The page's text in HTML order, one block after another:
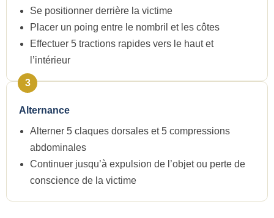
Se positionner derrière la victime
Placer un poing entre le nombril et les côtes
Effectuer 5 tractions rapides vers le haut et
l’intérieur
3
Alternance
Alterner 5 claques dorsales et 5 compressions
abdominales
Continuer jusqu’à expulsion de l’objet ou perte de
conscience de la victime